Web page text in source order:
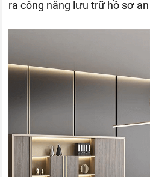
ra công năng lưu trữ hồ sơ